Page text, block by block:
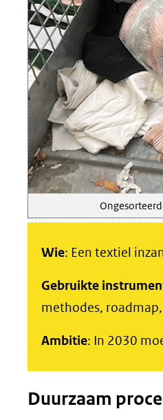
Wie: Een textiel
Gebruikte
methodes,
Ambitie: In 2030
Duurzaam